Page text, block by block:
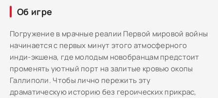
Об игре
Погружение в мрачные реалии Первой мировой войны
начинается с первых минут этого атмосферного
инди-экшена, где молодым новобранцам предстоит
променять уютный порт на залитые кровью окопы
Галлиполи. Чтобы лично пережить эту
драматическую историю без героических прикрас,